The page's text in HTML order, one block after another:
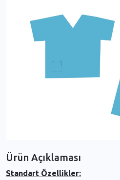
Ürün Açıklaması
Standart Özellikler: